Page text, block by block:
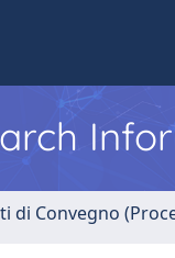
di Convegno